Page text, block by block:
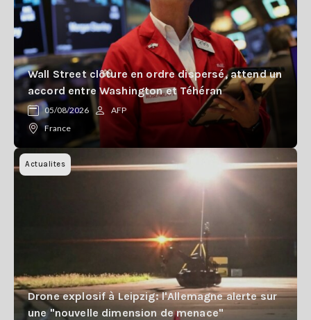
Wall Street clôture en ordre dispersé, attend un
accord entre Washington et Téhéran
05/08/2026
AFP
France
Actualites
Drone explosif à Leipzig: l'Allemagne alerte sur
une "nouvelle dimension de menace"